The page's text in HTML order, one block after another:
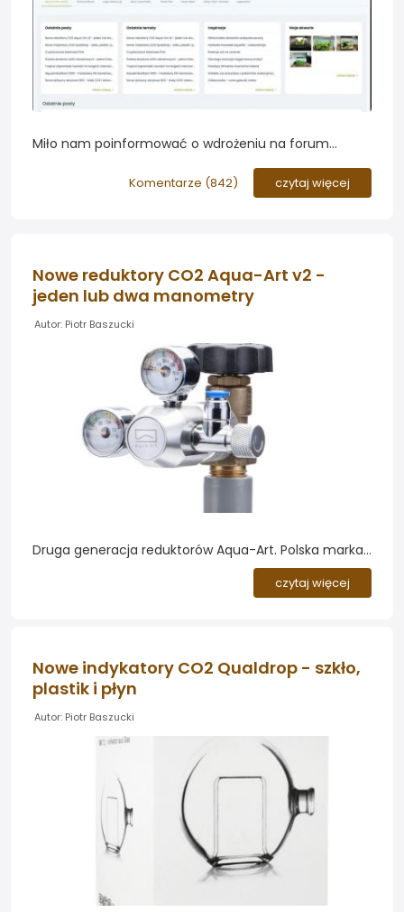
Miło nam poinformować o wdrożeniu na forum
teraz możecie ustawiać własne okładki profili (cover
photo), edytować swoją galerię akwariów oraz śledzić
Komentarze (842) czytaj więcej
Nowe reduktory CO2 Aqua-Art v2 -
jeden lub dwa manometry
Autor: Piotr Baszucki
Druga generacja reduktorów Aqua-Art. Polska marka
Aqua-Art wprowadza do oferty odświeżoną serię
reduktorów CO2 oznaczoną jako v2. Akwaryści mają
czytaj więcej
Nowe indykatory CO2 Qualdrop - szkło,
plastik i płyn
Autor: Piotr Baszucki